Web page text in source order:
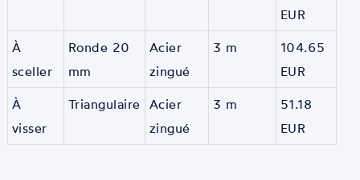
EUR
À
sceller
Ronde 20
mm
Acier
zingué
3 m
104.65
EUR
À
visser
Triangulaire Acier
zingué
3 m
51.18
EUR